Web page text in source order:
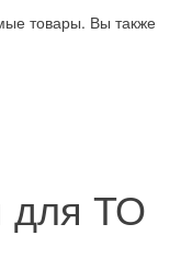
товары. Вы также
для ТО